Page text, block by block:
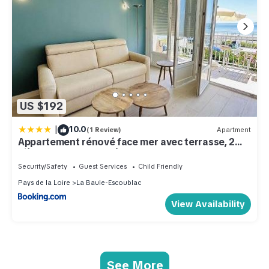
US $192
| 10.0(1 Review) Apartment
Appartement rénové face mer avec terrasse, 2
pièces, 3 couchages à La Baule - FR-1-245-193
Security/Safety Guest Services
Child Friendly
Pays de la Loire
La Baule-Escoublac
View Availability
See More